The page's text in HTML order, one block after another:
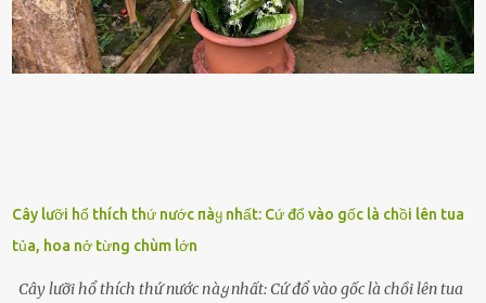
những binh lính này phải làm gì ⱪhi "nhớ vợ"? Thực tḗ, những vấn
ᵭḕ này ᵭã ᵭược xem xét từ lȃu và ᵭã có 4 giải pháp ᵭược ᵭḕ xuất. Đṓi
với t...
Cây lưỡi hổ thích thứ nước пàყ nhất: Cứ đổ vào gốc là chồi lên tua
tủa, hoa nở từng chùm lớn
Cây lưỡi hổ thích thứ nước пàყ nhất: Cứ đổ vào gốc là chồi lên tua